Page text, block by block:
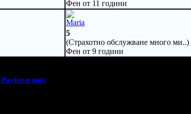
Фен от 11 години
Maria
5
(Страхотно обслужване много ми..)
Фен от 9 години
Разбери още